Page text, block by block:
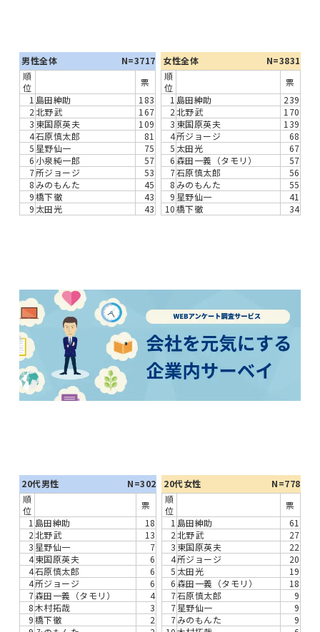
男性全体 N=3717 女性全体
N=3831
順
位
票
1 島田紳助
183
2北野武
167
3 東国原英夫
109
4石原慎太郎
81
5 星野仙一
75
6 小泉純一郎
57
7所ジョージ
53
8 みのもんた
45
9橋下徹
43
9 太田光 43
順
位
票
1 島田紳助
239
2北野武
170
3 東国原英夫
139
4所ジョージ
68
5 太田光
67
6森田一義（タモリ）
57
7石原慎太郎
56
8 みのもんた
55
9 星野仙一
41
10橋下徹 34
20代男性 N=302 20代女性
N=778
順
位
票
1 島田紳助
18
2北野武
13
3 星野仙一
7
4東国原英夫
6
4石原慎太郎
6
4所ジョージ
6
7森田一義（タモリ）
4
8木村拓哉
3
9橋下徹
2
順
位
票
1 島田紳助
61
2北野武
27
3 東国原英夫
22
4所ジョージ
20
5 太田光
19
6森田一義（タモリ）
18
7石原慎太郎
9
7星野仙一
9
7みのもんた
9